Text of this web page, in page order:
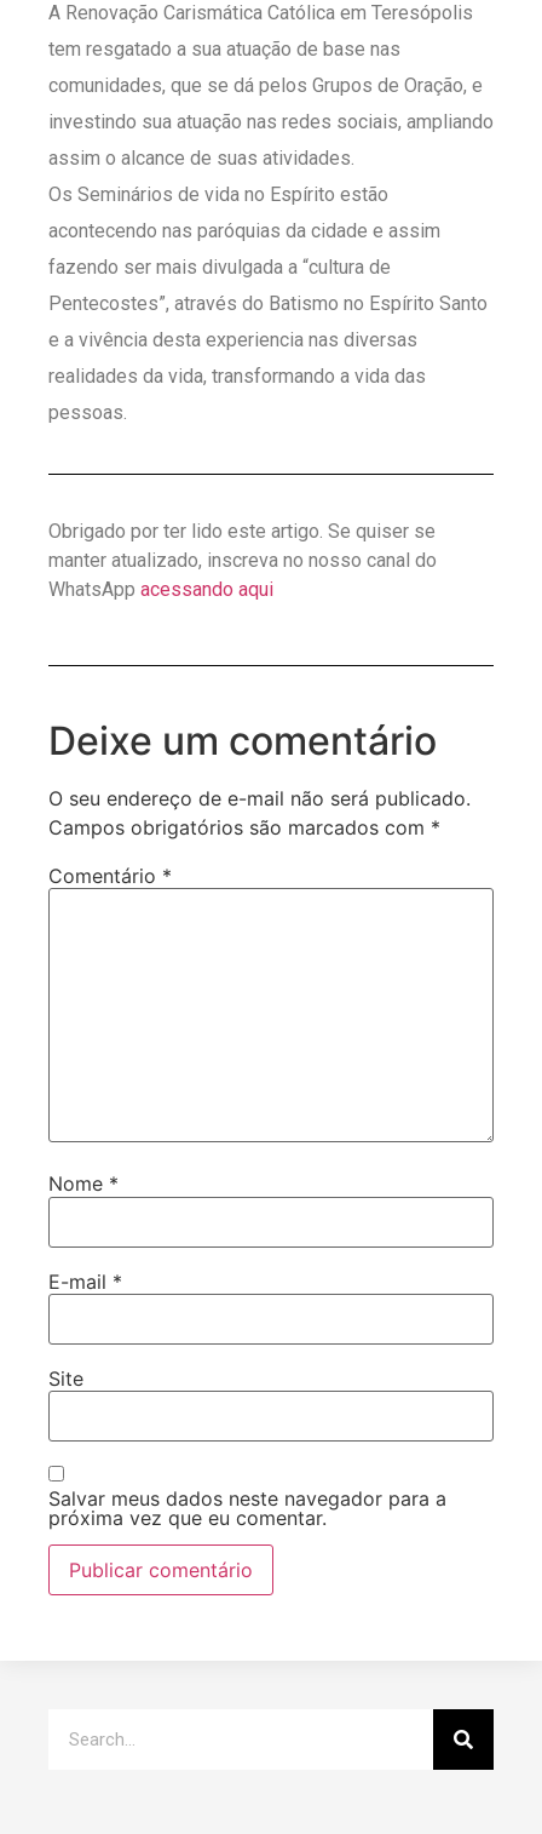
A Renovação Carismática Católica em Teresópolis
tem resgatado a sua atuação de base nas
comunidades, que se dá pelos Grupos de Oração, e
investindo sua atuação nas redes sociais, ampliando
assim o alcance de suas atividades.
Os Seminários de vida no Espírito estão
acontecendo nas paróquias da cidade e assim
fazendo ser mais divulgada a “cultura de
Pentecostes”, através do Batismo no Espírito Santo
e a vivência desta experiencia nas diversas
realidades da vida, transformando a vida das
pessoas.
Obrigado por ter lido este artigo. Se quiser se
manter atualizado, inscreva no nosso canal do
WhatsApp acessando aqui
Deixe um comentário
O seu endereço de e-mail não será publicado.
Campos obrigatórios são marcados com *
Comentário *
Nome *
E-mail *
Site
Salvar meus dados neste navegador para a
próxima vez que eu comentar.